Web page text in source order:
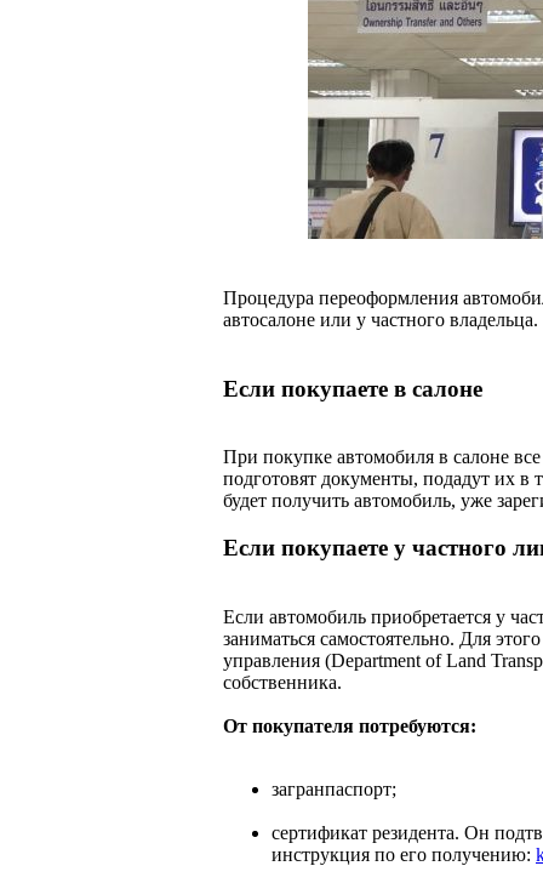
Процедура переоформления
автосалоне или у частного владельца.
Если покупаете в салоне
При покупке автомобиля в салоне
подготовят документы, подадут их в
будет получить автомобиль, уже
Если покупаете у частного
Если автомобиль приобретается у
заниматься самостоятельно. Для
управления (Department of Land
собственника.
От покупателя потребуются:
загранпаспорт;
сертификат резидента. Он
инструкция по его получению: